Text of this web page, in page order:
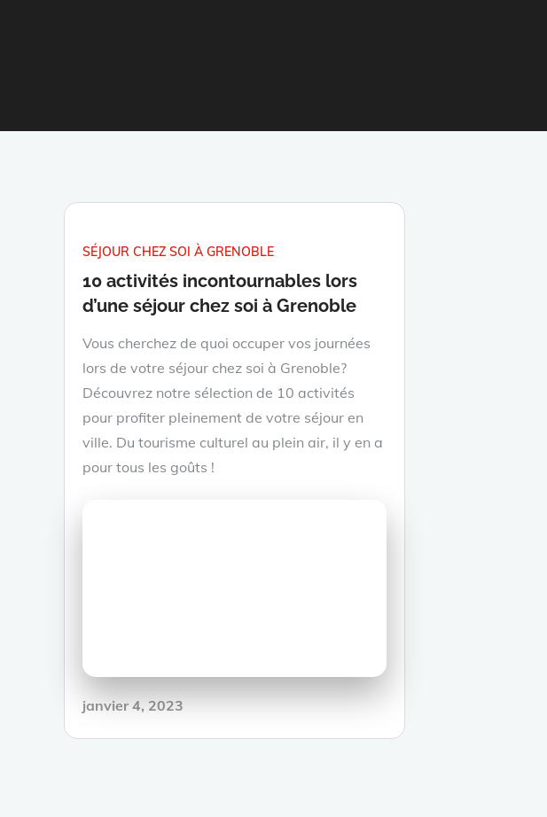
SÉJOUR CHEZ SOI À GRENOBLE
10 activités incontournables lors
d’une séjour chez soi à Grenoble
Vous cherchez de quoi occuper vos journées
lors de votre séjour chez soi à Grenoble?
Découvrez notre sélection de 10 activités
pour profiter pleinement de votre séjour en
ville. Du tourisme culturel au plein air, il y en a
pour tous les goûts !
Posted
janvier 4, 2023